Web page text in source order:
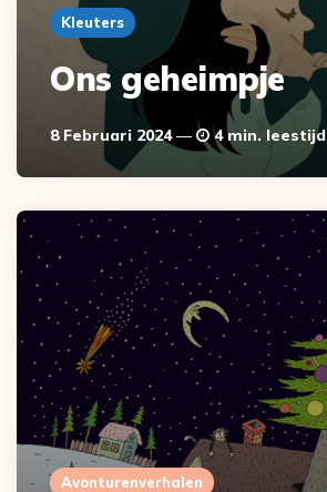
Kleuters
Ons geheimpje
8 Februari 2024 4 min. leestijd
Avonturenverhalen